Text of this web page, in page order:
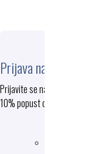
Prijava na e-novice
Prijavite se na e-novice in prejmite
10% popust ob prvem nakupu